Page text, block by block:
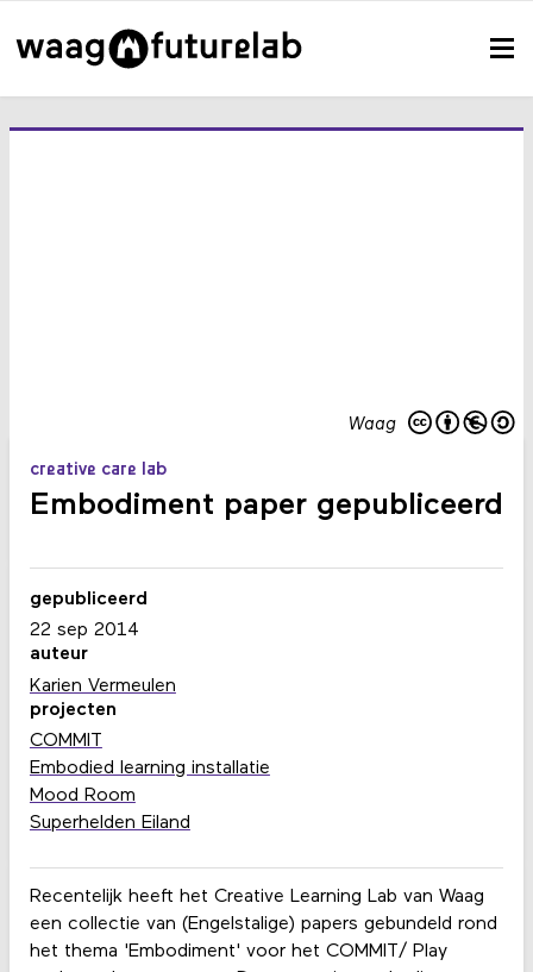
Waag
creative care lab
Embodiment paper gepubliceerd
Recentelijk heeft het Creative Learning Lab van Waag
een collectie van (Engelstalige) papers gebundeld rond
het thema 'Embodiment' voor het COMMIT/ Play
gepubliceerd
22 sep 2014
auteur
Karien Vermeulen
projecten
COMMIT
Embodied learning installatie
Mood Room
Superhelden Eiland